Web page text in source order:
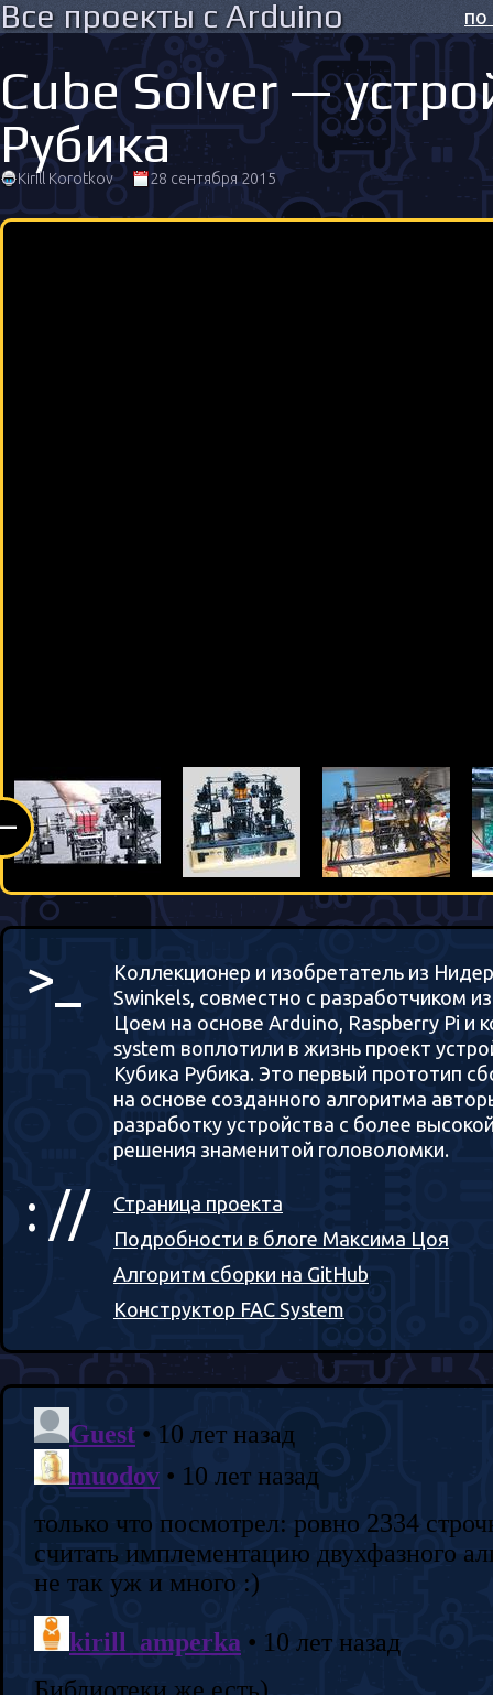
Все проекты с Arduino по
Cube Solver —
Рубика
Kirill Korotkov 28 сентября 2015
>_
Коллекционер и изобретатель из
Swinkels, совместно с разработчиком
Цоем на основе Arduino, Raspberry Pi и
system воплотили в жизнь проект
Кубика Рубика. Это первый прототип
на основе созданного алгоритма
разработку устройства с более
решения знаменитой головоломки.
: //
Страница проекта
Подробности в блоге Максима Цоя
Алгоритм сборки на GitHub
Конструктор FAC System